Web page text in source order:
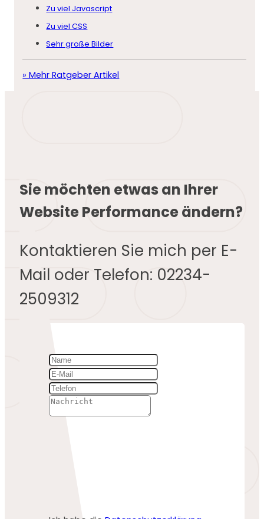
Zu viel Javascript
Zu viel CSS
Sehr große Bilder
» Mehr Ratgeber Artikel
Sie möchten etwas an Ihrer
Website Performance ändern?
Kontaktieren Sie mich per E-
Mail oder Telefon: 02234-
2509312